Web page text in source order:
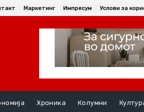
Маркетинг Импресум Услови за
Хроника Колумни